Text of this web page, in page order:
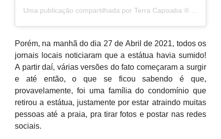
Porém, na manhã do dia 27 de Abril de 2021, todos os
jornais locais noticiaram que a estátua havia sumido!
A partir daí, várias versões do fato começaram a surgir
e até então, o que se ficou sabendo é que,
provavelamente, foi uma família do condomínio que
retirou a estátua, justamente por estar atraindo muitas
pessoas até a praia, pra tirar fotos e postar nas redes
sociais.